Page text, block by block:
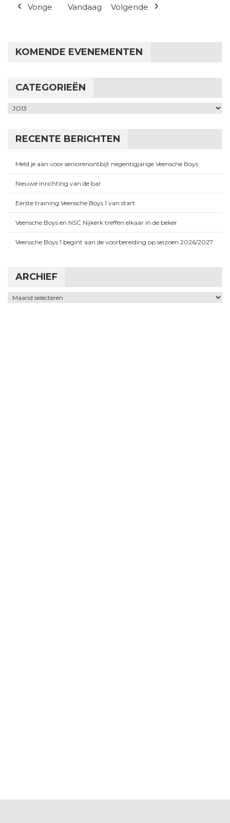
Vorige Vandaag Volgende
KOMENDE EVENEMENTEN
CATEGORIEËN
Categorieën
RECENTE BERICHTEN
Meld je aan voor seniorenontbijt negentigjarige Veensche Boys
Nieuwe inrichting van de bar
Eerste training Veensche Boys 1 van start
Veensche Boys en NSC Nijkerk treffen elkaar in de beker
Veensche Boys 1 begint aan de voorbereiding op seizoen 2026/2027
ARCHIEF
Archief